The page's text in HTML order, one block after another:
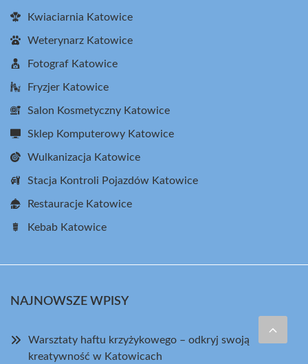
Kwiaciarnia Katowice
Weterynarz Katowice
Fotograf Katowice
Fryzjer Katowice
Salon Kosmetyczny Katowice
Sklep Komputerowy Katowice
Wulkanizacja Katowice
Stacja Kontroli Pojazdów Katowice
Restauracje Katowice
Kebab Katowice
NAJNOWSZE WPISY
Warsztaty haftu krzyżykowego – odkryj swoją
kreatywność w Katowicach